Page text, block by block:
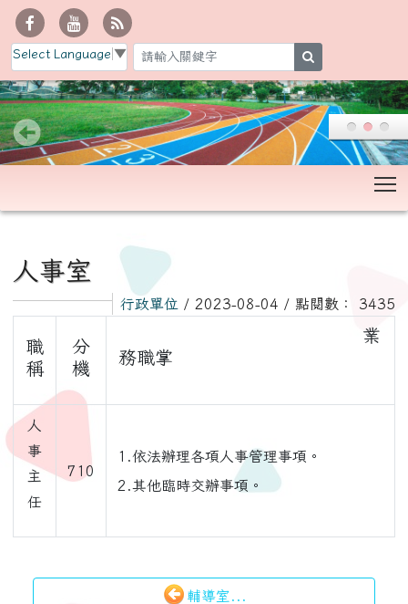
Select Language ▼
人事室
行政單位 / 2023-08-04 / 點閱數： 3435
職
稱
分
機
業
務職掌
人
事
主
任
710
1.依法辦理各項人事管理事項。
2.其他臨時交辦事項。
輔導室...